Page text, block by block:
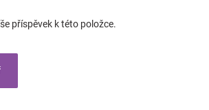
příspěvek k této položce.